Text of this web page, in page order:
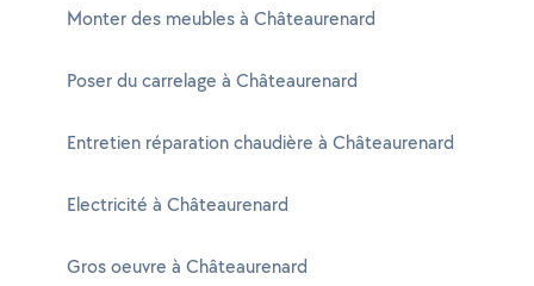
Monter des meubles à Châteaurenard
Poser du carrelage à Châteaurenard
Entretien réparation chaudière à Châteaurenard
Electricité à Châteaurenard
Gros oeuvre à Châteaurenard